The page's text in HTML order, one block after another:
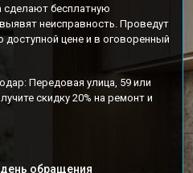
бесплатную
неисправность. Проведут
цене и в оговоренный
Передовая улица, 59 или
скидку 20% на ремонт и
обращения